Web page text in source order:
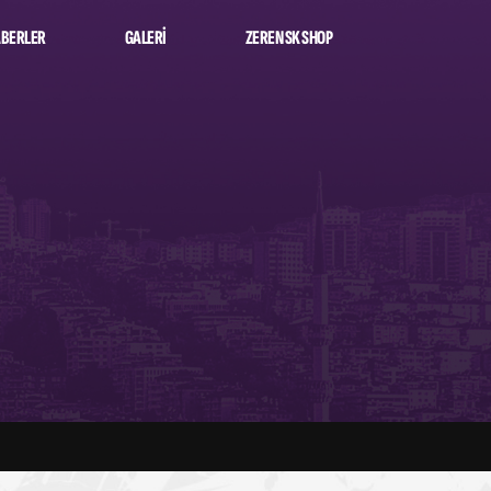
GALERI
ZEREN SK SHOP